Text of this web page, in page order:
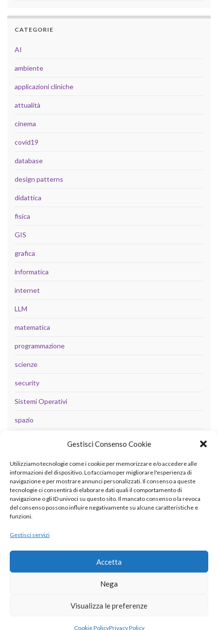
Gestisci Consenso Cookie
Utilizziamo tecnologie come i cookie per memorizzare e/o accedere alle
informazioni del dispositivo. Lo facciamo per migliorare l'esperienza di
navigazione e per mostrare annunci personalizzati. Il consenso a queste
tecnologie ci consentirà di elaborare dati quali il comportamento di
navigazione o gli ID univoci su questo sito. Il mancato consenso o la revoca
del consenso possono influire negativamente su alcune caratteristiche e
funzioni.
Gestisci servizi
Accetta
Nega
Visualizza le preferenze
Cookie PolicyPrivacy Policy
CATEGORIE
AI
ambiente
applicazioni cliniche
attualità
cinema
covid19
database
design patterns
didattica
fisica
GIS
grafica
informatica
internet
LLM
matematica
programmazione
scienze
security
Sistemi Operativi
spazio
META
Accedi
Feed dei contenuti
Feed dei commenti